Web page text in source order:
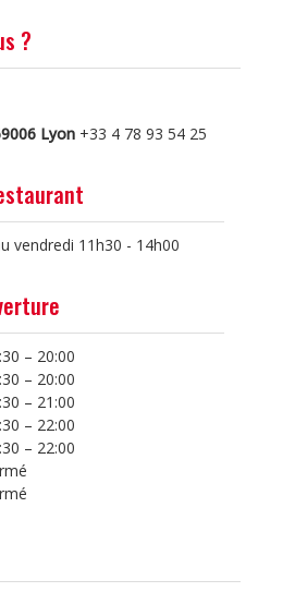
?
Lyon +33 4 78 93 54 25
vendredi 11h30 - 14h00
– 20:00
– 20:00
– 21:00
– 22:00
– 22:00